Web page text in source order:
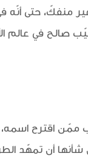
منفكّ، حتى أنّه
صالح في عالم
ممّن اقترح
أن تمهّد